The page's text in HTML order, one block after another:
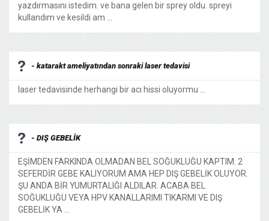
yazdırmasını istedim. ve bana gelen bir sprey oldu. spreyi
kullandım ve kesildi am ...
- katarakt ameliyatından sonraki laser tedavisi
laser tedavisinde herhangi bir acı hissi oluyormu ...
- DIŞ GEBELİK
EŞİMDEN FARKINDA OLMADAN BEL SOĞUKLUĞU KAPTIM. 2
SEFERDİR GEBE KALIYORUM AMA HEP DIŞ GEBELİK OLUYOR.
ŞU ANDA BİR YUMURTALIĞI ALDILAR. ACABA BEL
SOĞUKLUĞU VEYA HPV KANALLARIMI TIKARMI VE DIŞ
GEBELİK YA ...